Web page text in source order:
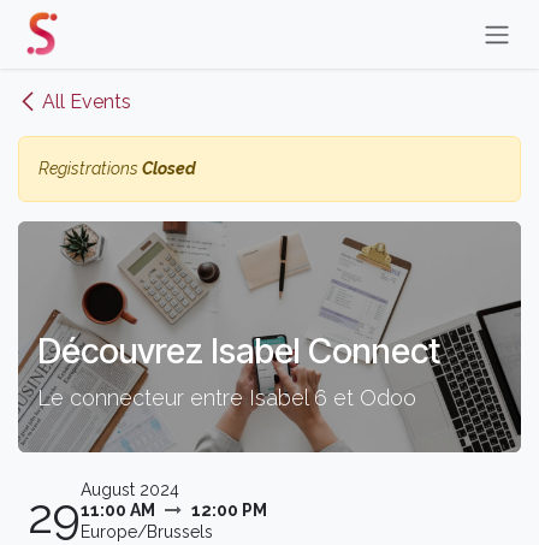
Skip to Content
All Events
Registrations Closed
Découvrez Isabel Connect
Le connecteur entre Isabel 6 et Odoo
29August 2024
11:00 AM
12:00 PM
Europe/Brussels